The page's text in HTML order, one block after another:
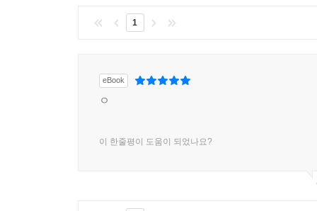
1
eBook
ㅇ
이 한줄평이 도움이 되었나요?